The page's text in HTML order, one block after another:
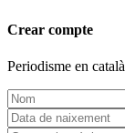
Crear compte
Periodisme en català